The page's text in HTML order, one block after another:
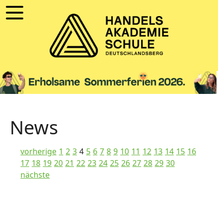
News
vorherige 1 2 3 4 5 6 7 8 9 10 11 12 13 14 15 16
17 18 19 20 21 22 23 24 25 26 27 28 29 30
nächste